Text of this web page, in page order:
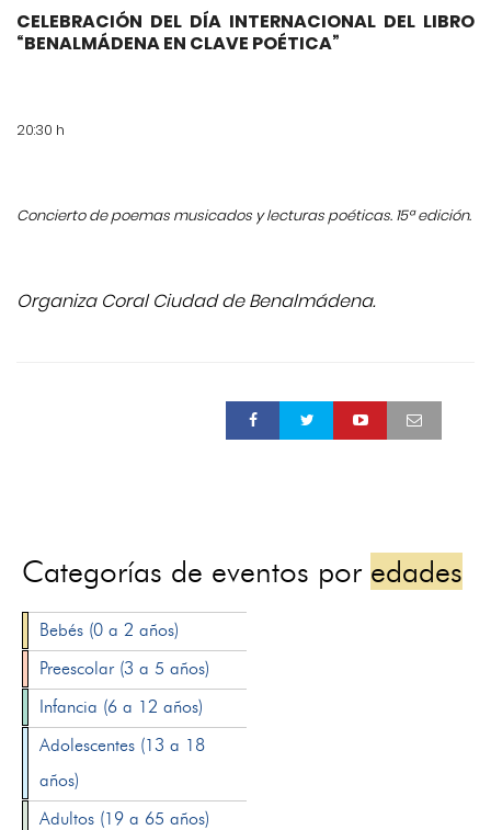
CELEBRACIÓN DEL DÍA INTERNACIONAL DEL LIBRO
“BENALMÁDENA EN CLAVE POÉTICA”
20:30 h
Concierto de poemas musicados y lecturas poéticas. 15ª edición.
Organiza Coral Ciudad de Benalmádena.
Categorías de eventos por edades
Bebés (0 a 2 años)
Preescolar (3 a 5 años)
Infancia (6 a 12 años)
Adolescentes (13 a 18
años)
Adultos (19 a 65 años)